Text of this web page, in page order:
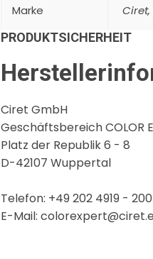
Marke Ciret,
PRODUKTSICHERHEIT
Ciret GmbH
Geschäftsbereich COLOR
Platz der Republik 6 - 8
D-42107 Wuppertal
Telefon: +49 202 4919 - 200
E-Mail: